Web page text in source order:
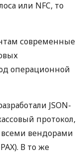
или NFC, то
современные
операционной
JSON-
протокол,
вендорами
В то же